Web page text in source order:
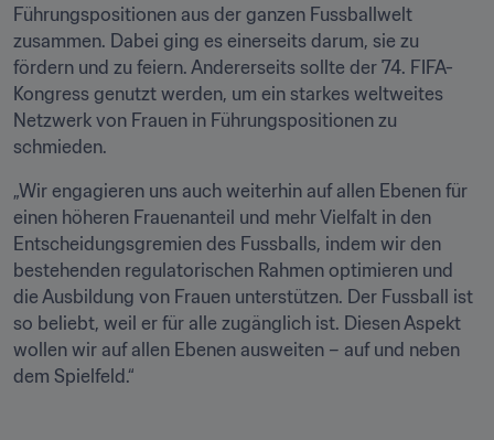
Führungspositionen aus der ganzen Fussballwelt
zusammen. Dabei ging es einerseits darum, sie zu
fördern und zu feiern. Andererseits sollte der 74. FIFA-
Kongress genutzt werden, um ein starkes weltweites
Netzwerk von Frauen in Führungspositionen zu
schmieden.
„Wir engagieren uns auch weiterhin auf allen Ebenen für
einen höheren Frauenanteil und mehr Vielfalt in den
Entscheidungsgremien des Fussballs, indem wir den
bestehenden regulatorischen Rahmen optimieren und
die Ausbildung von Frauen unterstützen. Der Fussball ist
so beliebt, weil er für alle zugänglich ist. Diesen Aspekt
wollen wir auf allen Ebenen ausweiten – auf und neben
dem Spielfeld.“